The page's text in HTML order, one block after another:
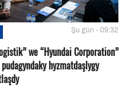
Şu gün - 09:32
we “Hyundai Corporation”
hyzmatdaşlygy